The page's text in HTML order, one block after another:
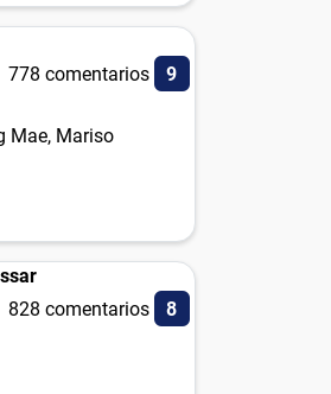
778 comentarios
9
Mae, Mariso
828 comentarios
8